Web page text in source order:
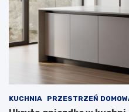
KUCHNIA PRZESTRZEŃ